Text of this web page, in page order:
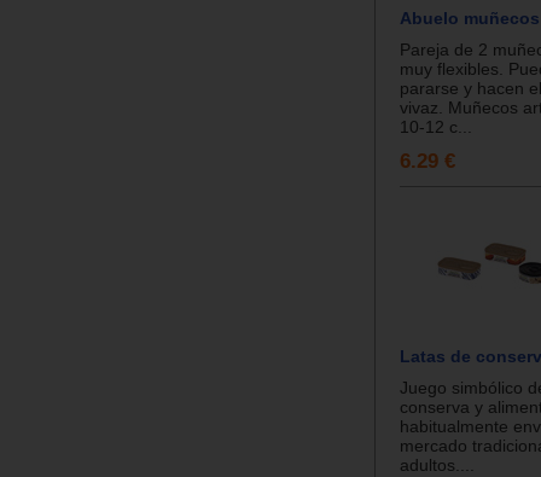
Abuelo
Pareja de 2
muy flexibles.
pararse y hacen
vivaz. Muñecos
10-12 c...
6.29 €
Latas de
Juego simbólico
conserva y
habitualmente
mercado
adultos....